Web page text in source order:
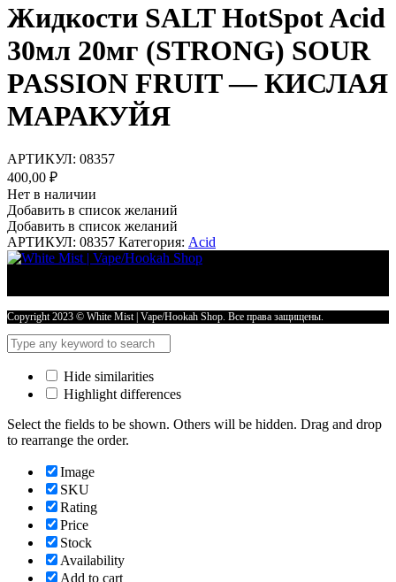
Жидкости SALT HotSpot Acid
30мл 20мг (STRONG) SOUR
PASSION FRUIT — КИСЛАЯ
МАРАКУЙЯ
АРТИКУЛ: 08357
400,00 ₽
Нет в наличии
Добавить в список желаний
Добавить в список желаний
АРТИКУЛ: 08357 Категория: Acid
Copyright 2023 © White Mist | Vape/Hookah Shop. Все права защищены.
Hide similarities
Highlight differences
Select the fields to be shown. Others will be hidden. Drag and drop
to rearrange the order.
Image
SKU
Rating
Price
Stock
Availability
Add to cart